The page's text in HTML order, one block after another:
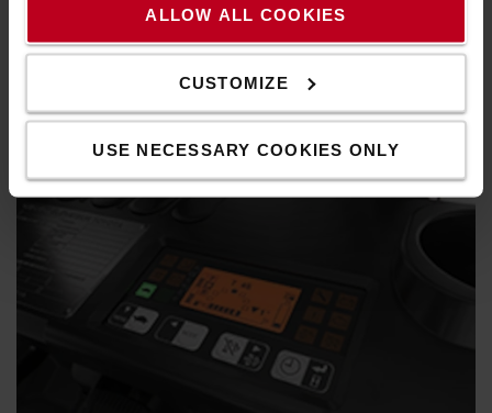
ALLOW ALL COOKIES
CUSTOMIZE
USE NECESSARY COOKIES ONLY
A szabad kilátást biztosító oszlop és a fej feletti védőkeret
környezetre egyaránt.